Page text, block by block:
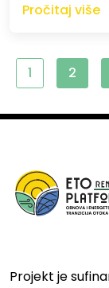
Pročitaj više
1 2
Projekt je